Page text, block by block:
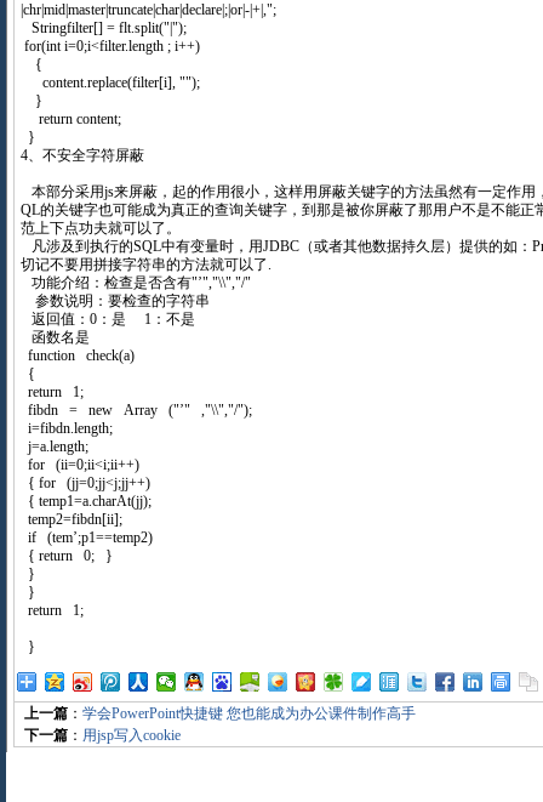
|chr|mid|master|truncate|char|declare|;|or|-|+|,";
Stringfilter[] = flt.split("|");
for(int i=0;i<filter.length ; i++)
{
content.replace(filter[i], "");
}
return content;
}
4、不安全字符屏蔽
本部分采用js来屏蔽，起的作用很小，这样用屏蔽关键字的方法虽然有一定作用
QL的关键字也可能成为真正的查询关键字，到那是被你屏蔽了那用户不是不能正
范上下点功夫就可以了。
凡涉及到执行的SQL中有变量时，用JDBC（或者其他数据持久层）提供的如：
切记不要用拼接字符串的方法就可以了.
功能介绍：检查是否含有"’","\\","/"
参数说明：要检查的字符串
返回值：0：是 1：不是
函数名是
function check(a)
{
return 1;
fibdn = new Array ("’" ,"\\","/");
i=fibdn.length;
j=a.length;
for (ii=0;ii<i;ii++)
{ for (jj=0;jj<j;jj++)
{ temp1=a.charAt(jj);
temp2=fibdn[ii];
if (tem’;p1==temp2)
{ return 0; }
}
}
return 1;
}
上一篇 ： 学会PowerPoint快捷键 您也能成为办公课件制作高手
下一篇 ： 用jsp写入cookie